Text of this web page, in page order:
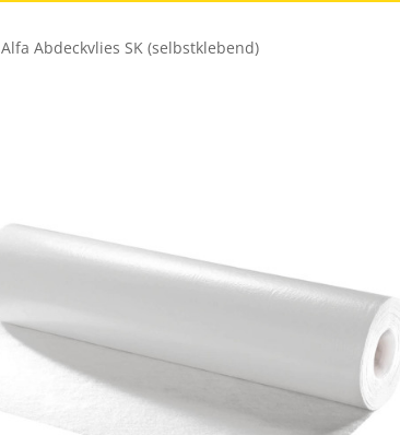
Alfa Abdeckvlies SK (selbstklebend)